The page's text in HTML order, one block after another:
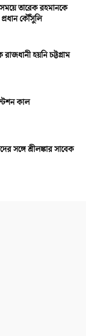
তারেক রহমানকে
প্রধান কৌঁসুলি
হয়নি চট্টগ্রাম
কাল
সঙ্গে শ্রীলঙ্কার সাবেক